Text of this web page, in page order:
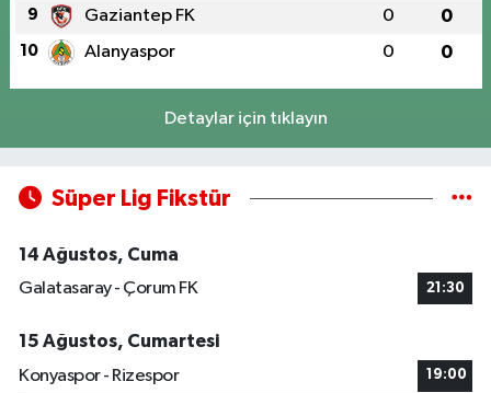
9 Gaziantep FK 0 0
10 Alanyaspor 0 0
Detaylar için tıklayın
Süper Lig Fikstür
14 Ağustos, Cuma
Galatasaray - Çorum FK
21:30
15 Ağustos, Cumartesi
Konyaspor - Rizespor
19:00